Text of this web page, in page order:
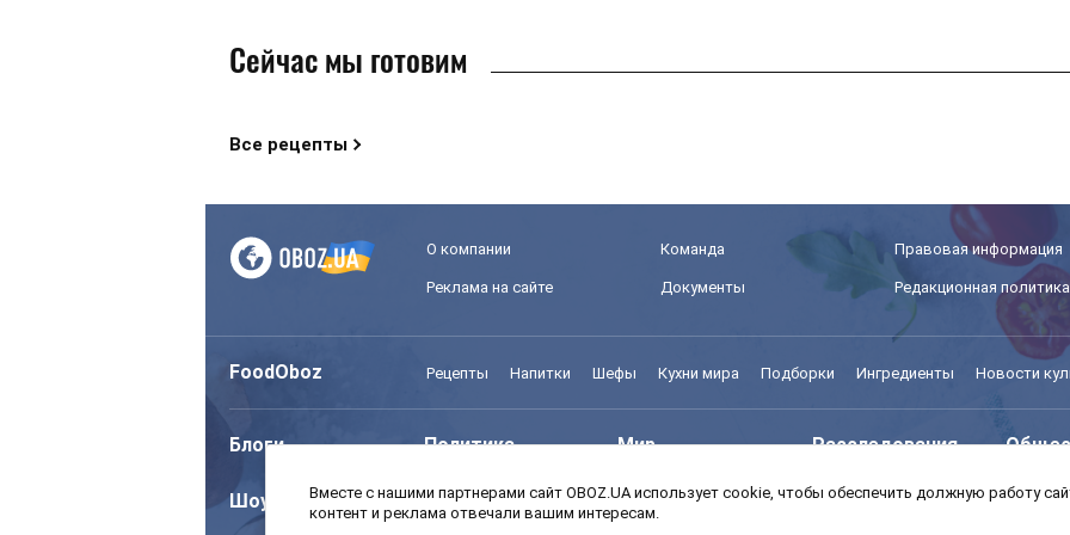
Сейчас мы готовим
Все рецепты
О компании Команда Правовая информация
Реклама на сайте Документы Редакционная политика
FoodOboz Рецепты Напитки Шефы Кухни мира Подборки Ингредиенты Новости
Блоги Политика Мир Расследования
Шоу Спорт Моя школа Авто
Вместе с нашими партнерами сайт OBOZ.UA использует cookie, чтобы обеспечить должную работу
контент и реклама отвечали вашим интересам.